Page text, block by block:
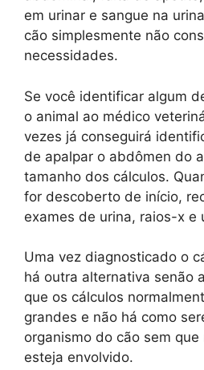
em urinar e sangue na
cão simplesmente não
necessidades.
Se você identificar algum
o animal ao médico
vezes já conseguirá
de apalpar o abdômen do
tamanho dos cálculos.
for descoberto de início,
exames de urina, raios-x e
Uma vez diagnosticado o
há outra alternativa senão
que os cálculos
grandes e não há como
organismo do cão sem
esteja envolvido.